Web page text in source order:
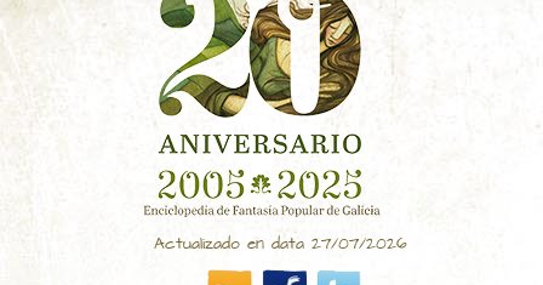
Actualizado en data 27/07/2026